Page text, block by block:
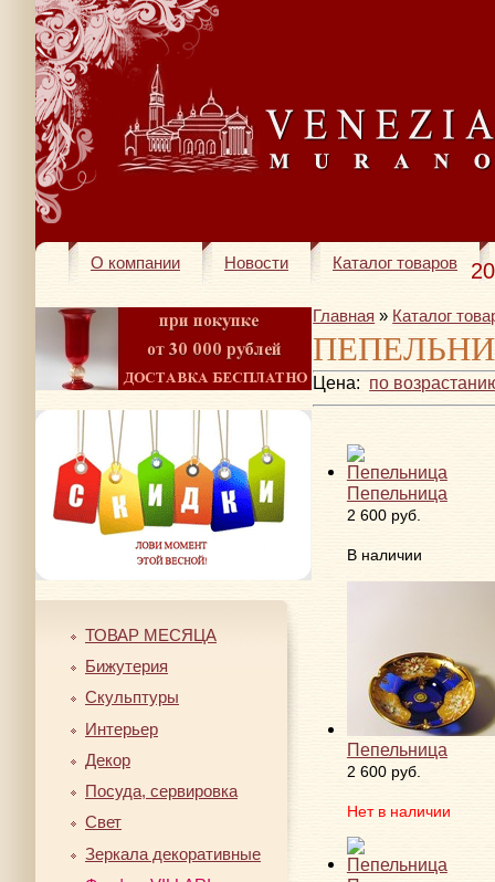
О компании Новости Каталог товаров
ТОВАР МЕСЯЦА
Бижутерия
Скульптуры
Интерьер
Декор
Посуда, сервировка
Свет
Зеркала декоративные
Главная » Каталог
Цена: по
Пепельница
2 600 руб.
В наличии
Пепельница
2 600 руб.
Нет в наличии